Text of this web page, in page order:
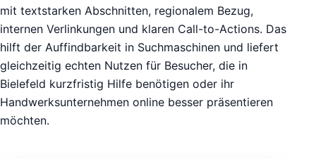
mit textstarken Abschnitten, regionalem Bezug,
internen Verlinkungen und klaren Call-to-Actions. Das
hilft der Auffindbarkeit in Suchmaschinen und liefert
gleichzeitig echten Nutzen für Besucher, die in
Bielefeld kurzfristig Hilfe benötigen oder ihr
Handwerksunternehmen online besser präsentieren
möchten.